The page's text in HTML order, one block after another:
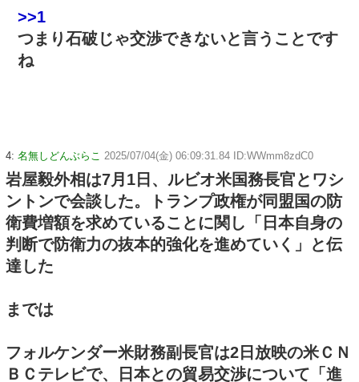
>>1
つまり石破じゃ交渉できないと言うことです
ね
4: 名無しどんぶらこ 2025/07/04(金) 06:09:31.84 ID:WWmm8zdC0
岩屋毅外相は7月1日、ルビオ米国務長官とワシ
ントンで会談した。トランプ政権が同盟国の防
衛費増額を求めていることに関し「日本自身の
判断で防衛力の抜本的強化を進めていく」と伝
達した
までは
フォルケンダー米財務副長官は2日放映の米ＣＮ
ＢＣテレビで、日本との貿易交渉について「進